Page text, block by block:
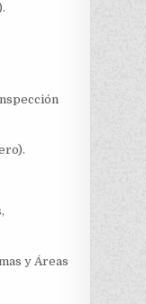
y Áreas